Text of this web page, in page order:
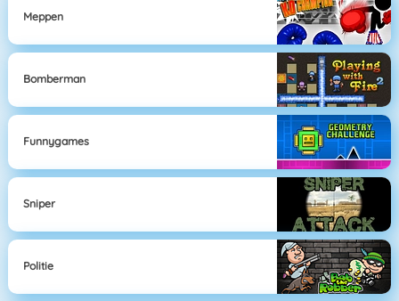
Meppen
Bomberman
Funnygames
Sniper
Politie